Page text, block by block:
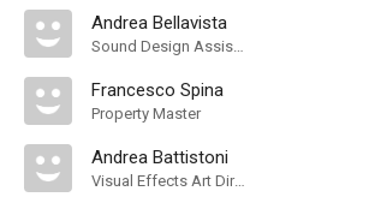
Andrea Bellavista
Sound Design Assistant
Francesco Spina
Property Master
Andrea Battistoni
Visual Effects Art Director